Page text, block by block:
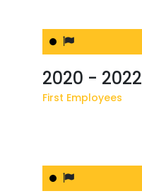
2020 - 2022
First Employees